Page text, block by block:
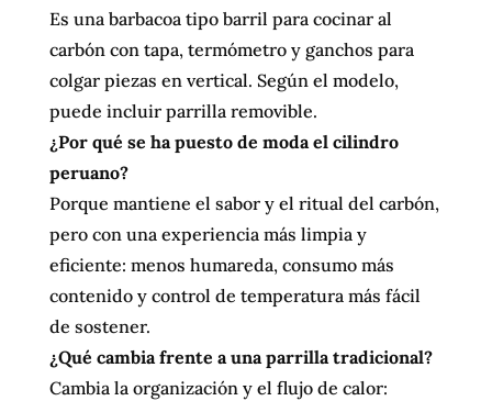
Es una barbacoa tipo barril para cocinar al
carbón con tapa, termómetro y ganchos para
colgar piezas en vertical. Según el modelo,
puede incluir parrilla removible.
¿Por qué se ha puesto de moda el cilindro
peruano?
Porque mantiene el sabor y el ritual del carbón,
pero con una experiencia más limpia y
eficiente: menos humareda, consumo más
contenido y control de temperatura más fácil
de sostener.
¿Qué cambia frente a una parrilla tradicional?
Cambia la organización y el flujo de calor: